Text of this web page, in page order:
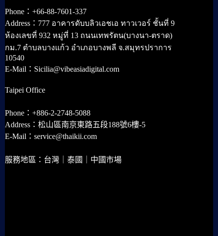
Phone：+66-88-7601-337
Address：777 อาคารดับบลิวเอชเอ ทาวเวอร์ ชั้นที่ 9
ห้องเลขที่ 932 หมู่ที่ 13 ถนนเทพรัตน(บางนา-ตราด)
กม.7 ตำบลบางแก้ว อำเภอบางพลี จ.สมุทรปราการ
10540
E-Mail：Sicilia@vibeasiadigital.com
Taipei Office
Phone：+886-2-2748-5088
Address：松山區南京東路五段188號6樓-5
E-Mail：service@thaikii.com
服務地區：台灣｜泰國｜中國市場